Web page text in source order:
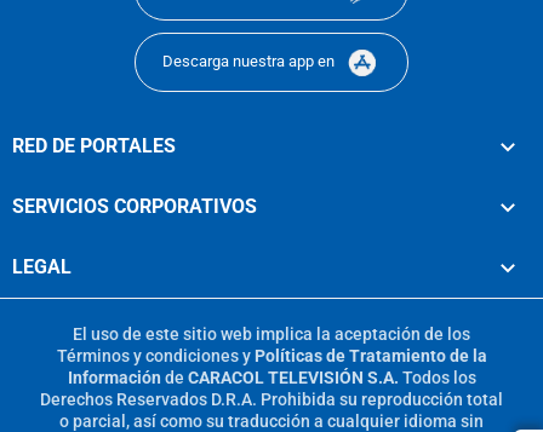
Descarga nuestra app en
RED DE PORTALES
SERVICIOS CORPORATIVOS
LEGAL
El uso de este sitio web implica la aceptación de los
Términos y condicionesy Políticas de Tratamiento de la
Información de CARACOL TELEVISIÓN S.A. Todos los
Derechos Reservados D.R.A. Prohibida su reproducción total
o parcial, así como su traducción a cualquier idioma sin